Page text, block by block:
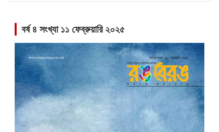
বর্ষ ৪ সংখ্যা ১১ ফেব্রুয়ারি ২০২৫